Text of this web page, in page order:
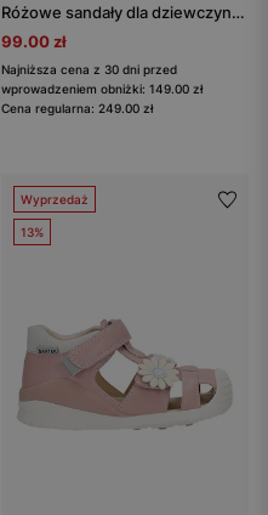
Różowe sandały dla dziewczynki z odblaskiem na pasku BARTEK 19697-04
99.00 zł
Najniższa cena z 30 dni przed
wprowadzeniem obniżki: 149.00 zł
Cena regularna: 249.00 zł
Wyprzedaż
13%